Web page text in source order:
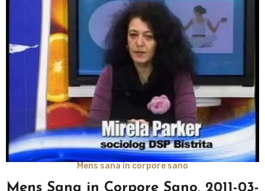
Mens sana in corpore sano
Mens Sana in Corpore Sano, 2011-03-